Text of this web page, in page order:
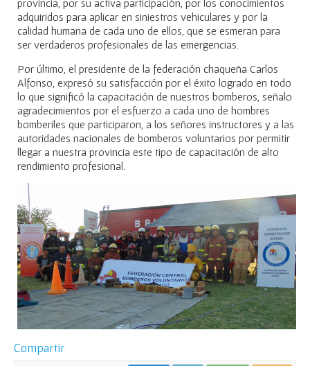
provincia, por su activa participación, por los conocimientos
adquiridos para aplicar en siniestros vehiculares y por la
calidad humana de cada uno de ellos, que se esmeran para
ser verdaderos profesionales de las emergencias.
Por último, el presidente de la federación chaqueña Carlos
Alfonso, expresó su satisfacción por el éxito logrado en todo
lo que significó la capacitación de nuestros bomberos, señalo
agradecimientos por el esfuerzo a cada uno de hombres
bomberiles que participaron, a los señores instructores y a las
autoridades nacionales de bomberos voluntarios por permitir
llegar a nuestra provincia este tipo de capacitación de alto
rendimiento profesional.
Compartir